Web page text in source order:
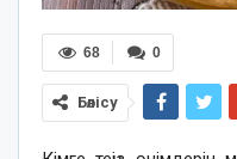
0
68
Бөлісу